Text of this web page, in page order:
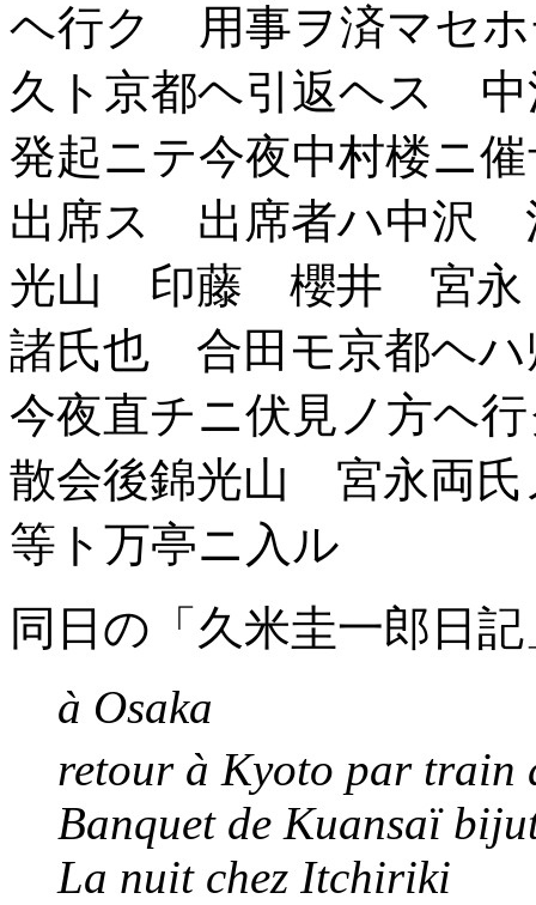
ヘ行ク 用事ヲ済マセホ
久ト京都ヘ引返ヘス 中
発起ニテ今夜中村楼ニ
出席ス 出席者ハ中
光山 印藤 櫻井 宮
諸氏也 合田モ京都ヘハ
今夜直チニ伏見ノ方ヘ
散会後錦光山 宮永両
等ト万亭ニ入ル
同日の「久米圭一郎日
à Osaka
retour à Kyoto par train
Banquet de Kuansaï
La nuit chez Itchiriki